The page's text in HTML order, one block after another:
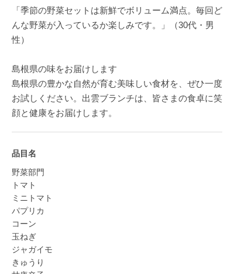
「季節の野菜セットは新鮮でボリューム満点。毎回ど
んな野菜が入っているか楽しみです。」（30代・男
性）
島根県の味をお届けします
島根県の豊かな自然が育む美味しい食材を、ぜひ一度
お試しください。出雲ブランチは、皆さまの食卓に笑
顔と健康をお届けします。
品目名
野菜部門
トマト
ミニトマト
パプリカ
コーン
玉ねぎ
ジャガイモ
きゅうり